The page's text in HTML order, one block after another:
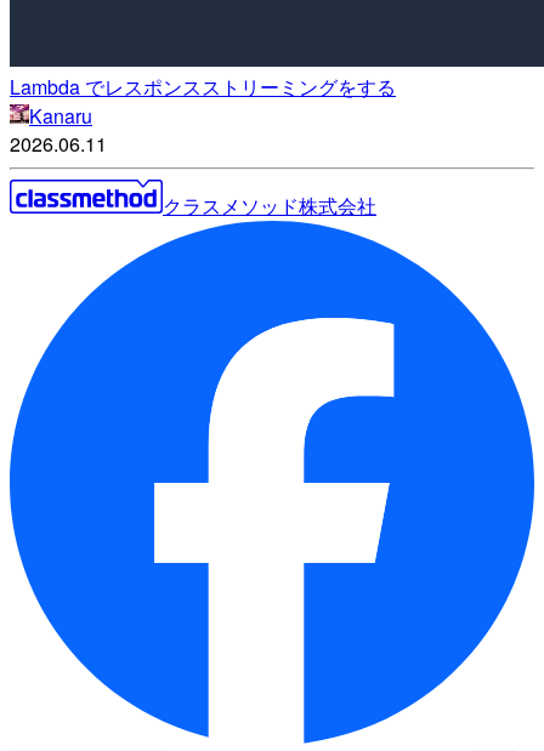
Lambda でレスポンスストリーミングをする
Kanaru
2026.06.11
クラスメソッド株式会社